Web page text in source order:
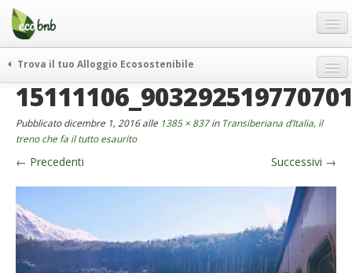
Menu
Salta
contenuto
Offerte Speciali
Regali
FAQ
Chi Siamo
Contatti
Italiano
Trova il tuo Alloggio Ecosostenibile
weekend green
curiosità
vivere e viaggiare verde
news ed eventi
ecohotel
rassegna stampa
Pubblicatodicembre 1, 2016alle 1385 × 837in Transiberiana d’Italia, il
treno che fa il tutto esaurito
← Precedenti Successivi →